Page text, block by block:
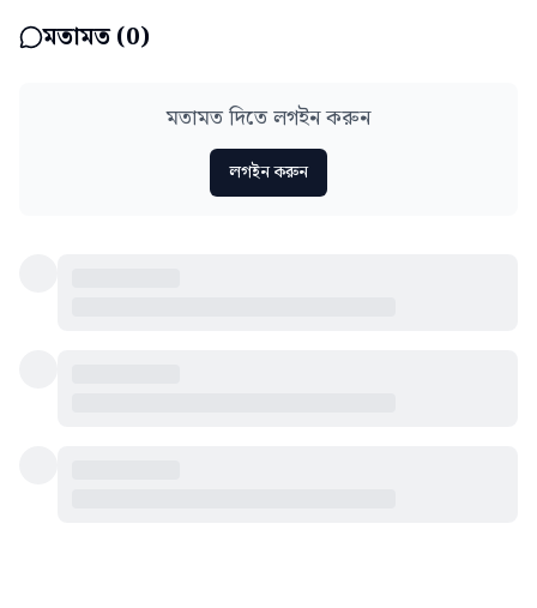
মতামত (0)
মতামত দিতে লগইন করুন
লগইন করুন